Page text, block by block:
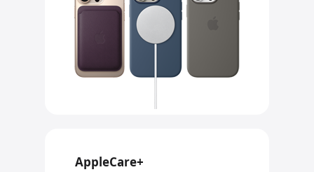
AppleCare+